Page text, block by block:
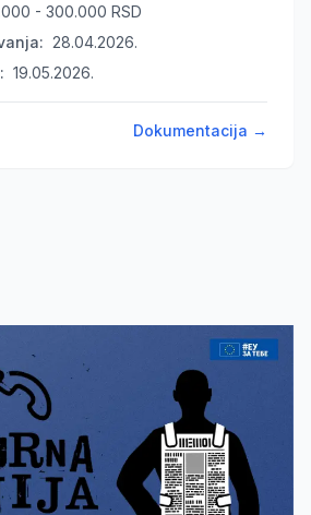
- 300.000 RSD
: 28.04.2026.
: 19.05.2026.
Dokumentacija →